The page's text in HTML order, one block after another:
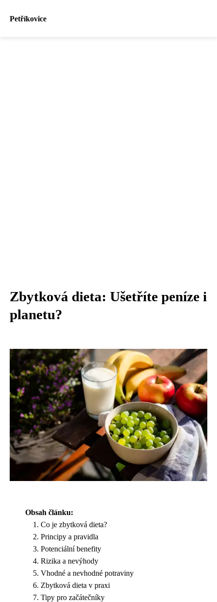
Petříkovice
Zbytková dieta: Ušetříte peníze i
planetu?
Obsah článku:
Co je zbytková dieta?
Principy a pravidla
Potenciální benefity
Rizika a nevýhody
Vhodné a nevhodné potraviny
Zbytková dieta v praxi
Tipy pro začátečníky